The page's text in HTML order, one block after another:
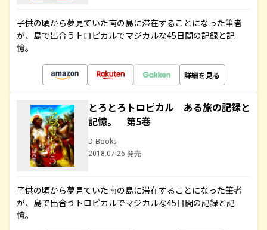
子供の頃から夢見ていた南の島に滞在することになった筆者
が、島で出合うトロピカルでマジカルな45日間の記録と記
憶。
詳細を見る
とろとろトロピカル ある旅の記録と
記憶。 第5巻
D-Books
2018.07.26 発売
子供の頃から夢見ていた南の島に滞在することになった筆者
が、島で出合うトロピカルでマジカルな45日間の記録と記
憶。